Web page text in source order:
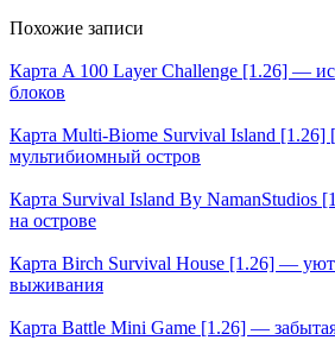
Похожие записи
Карта A 100 Layer Challenge [1.26] —
блоков
Карта Multi-Biome Survival Island
мультибиомный остров
Карта Survival Island By NamanStudios
на острове
Карта Birch Survival House [1.26] —
выживания
Карта Battle Mini Game [1.26] —